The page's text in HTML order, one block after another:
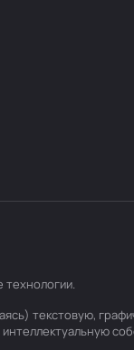
технологии.
текстовую,